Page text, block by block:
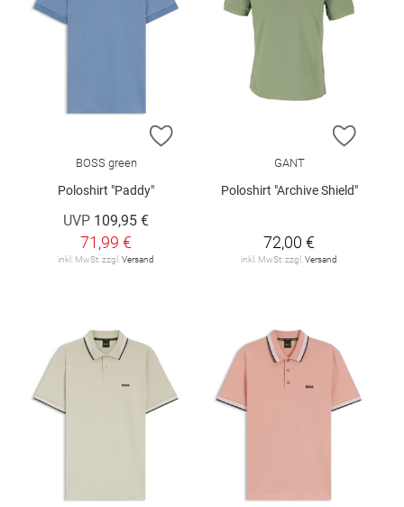
ZUR WUNSCHLISTE HINZUFÜGEN
BOSS green
Poloshirt "Paddy"
UVP 109,95 €
71,99 €
inkl. MwSt. zzgl. Versand
ZUR
GANT
Poloshirt "Archive Shield"
72,00 €
inkl. MwSt. zzgl. Versand